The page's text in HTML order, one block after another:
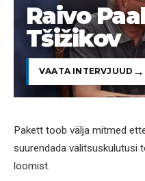
Raivo
Tšižikov
VAATA INTERVJUUD
Pakett toob välja mitmed
suurendada valitsuskulutusi
loomist.